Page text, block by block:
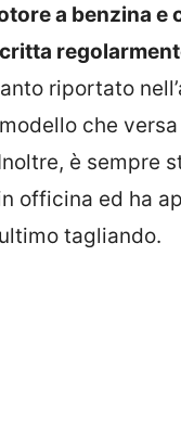
a benzina e
riportato
che
è sempre
officina ed ha
tagliando.